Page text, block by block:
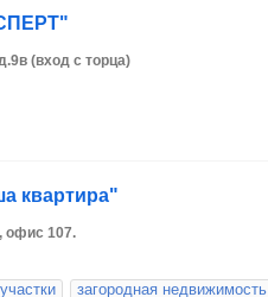
(вход с торца)
квартира"
офис 107.
загородная недвижимость